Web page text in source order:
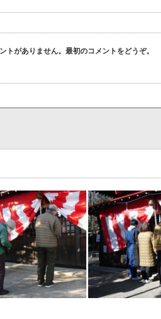
トがありません。最初のコメントをどうぞ。